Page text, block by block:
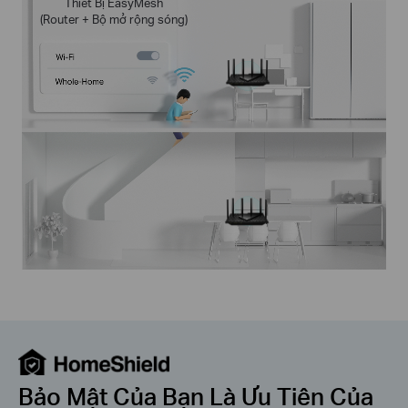
(Router + Bộ mở rộng sóng)